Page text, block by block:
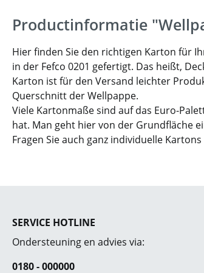
Productinformatie
Hier finden Sie den richtigen Karton für
in der Fefco 0201 gefertigt. Das heißt,
Karton ist für den Versand leichter
Querschnitt der Wellpappe.
Viele Kartonmaße sind auf das Euro-
hat. Man geht hier von der Grundfläche
Fragen Sie auch ganz individuelle
SERVICE HOTLINE
Ondersteuning en advies via:
0180 - 000000